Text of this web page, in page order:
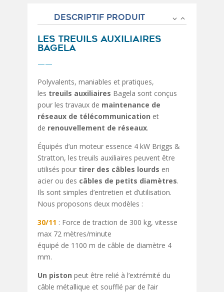
DESCRIPTIF PRODUIT
LES TREUILS AUXILIAIRES
BAGELA
——
Polyvalents, maniables et pratiques,
les treuils auxiliaires Bagela sont conçus
pour les travaux de maintenance de
réseaux de télécommunication et
de renouvellement de réseaux.
Équipés d’un moteur essence 4 kW Briggs &
Stratton, les treuils auxiliaires peuvent être
utilisés pour tirer des câbles lourds en
acier ou des câbles de petits diamètres.
Ils sont simples d’entretien et d’utilisation.
Nous proposons deux modèles :
30/11 : Force de traction de 300 kg, vitesse
max 72 mètres/minute
équipé de 1100 m de câble de diamètre 4
mm.
Un piston peut être relié à l’extrémité du
câble métallique et soufflé par de l’air